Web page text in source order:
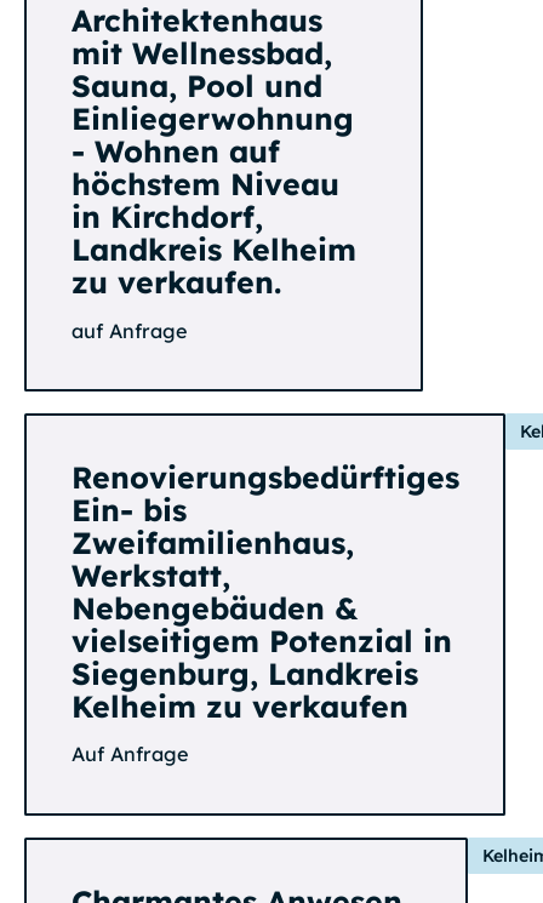
Architektenhaus
mit Wellnessbad,
Sauna, Pool und
Einliegerwohnung
- Wohnen auf
höchstem Niveau
in Kirchdorf,
Landkreis Kelheim
zu verkaufen.
auf Anfrage
Renovierungsbedürftiges
Ein- bis
Zweifamilienhaus,
Werkstatt,
Nebengebäuden &
vielseitigem Potenzial in
Siegenburg, Landkreis
Kelheim zu verkaufen
Auf Anfrage